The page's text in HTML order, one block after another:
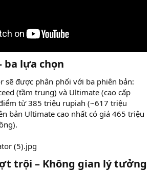
ba lựa chọn
sẽ được phân phối với ba phiên bản:
(tầm trung) và Ultimate (cao cấp
từ 385 triệu rupiah (~617 triệu
bản Ultimate cao nhất có giá 465 triệu
trội – Không gian lý tưởng